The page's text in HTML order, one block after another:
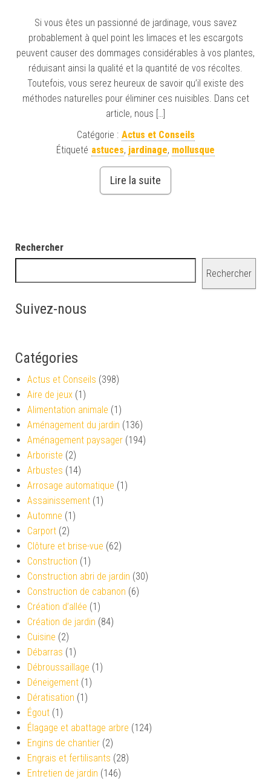
Si vous êtes un passionné de jardinage, vous savez
probablement à quel point les limaces et les escargots
peuvent causer des dommages considérables à vos plantes,
réduisant ainsi la qualité et la quantité de vos récoltes.
Toutefois, vous serez heureux de savoir qu’il existe des
méthodes naturelles pour éliminer ces nuisibles. Dans cet
article, nous […]
Catégorie : Actus et Conseils
Étiqueté astuces, jardinage, mollusque
Lire la suite
Rechercher
Rechercher
Suivez-nous
Catégories
Actus et Conseils (398)
Aire de jeux (1)
Alimentation animale (1)
Aménagement du jardin (136)
Aménagement paysager (194)
Arboriste (2)
Arbustes (14)
Arrosage automatique (1)
Assainissement (1)
Automne (1)
Carport (2)
Clôture et brise-vue (62)
Construction (1)
Construction abri de jardin (30)
Construction de cabanon (6)
Création d’allée (1)
Création de jardin (84)
Cuisine (2)
Débarras (1)
Débroussaillage (1)
Déneigement (1)
Dératisation (1)
Égout (1)
Élagage et abattage arbre (124)
Engins de chantier (2)
Engrais et fertilisants (28)
Entretien de jardin (146)